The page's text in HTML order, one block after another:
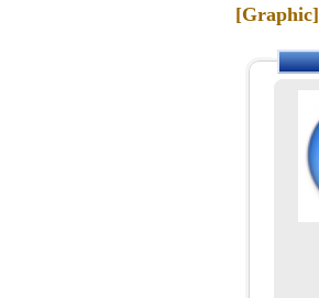
[Graphic]